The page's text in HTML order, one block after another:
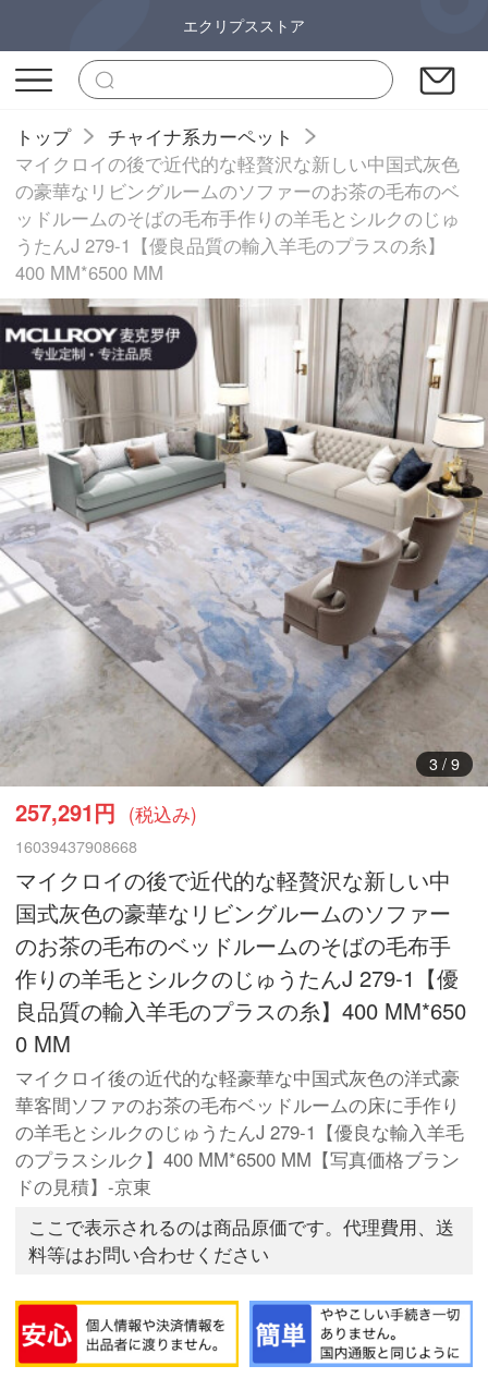
エクリプスストア
トップ
チャイナ系カーペット
マイクロイの後で近代的な軽贅沢な新しい中国式灰色
の豪華なリビングルームのソファーのお茶の毛布のベ
ッドルームのそばの毛布手作りの羊毛とシルクのじゅ
うたんJ 279-1【優良品質の輸入羊毛のプラスの糸】
400 MM*6500 MM
4/ 9
257,291円 (税込み)
16039437908668
マイクロイの後で近代的な軽贅沢な新しい中
国式灰色の豪華なリビングルームのソファー
のお茶の毛布のベッドルームのそばの毛布手
作りの羊毛とシルクのじゅうたんJ 279-1【優
良品質の輸入羊毛のプラスの糸】400 MM*650
0 MM
マイクロイ後の近代的な軽豪華な中国式灰色の洋式豪
華客間ソファのお茶の毛布ベッドルームの床に手作り
の羊毛とシルクのじゅうたんJ 279-1【優良な輸入羊毛
のプラスシルク】400 MM*6500 MM【写真価格ブラン
ドの見積】-京東
ここで表示されるのは商品原価です。代理費用、送
料等はお問い合わせください